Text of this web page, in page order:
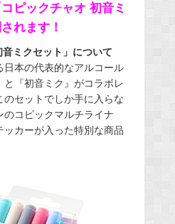
ピックチャオ 初音ミ
れます！
ミクセット」について
日本の代表的なアルコール
と『初音ミク』がコラボレ
のセットでしか手に入らな
のコピックマルチライナ
ッカーが入った特別な商品